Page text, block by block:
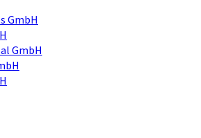
GmbH
GmbH